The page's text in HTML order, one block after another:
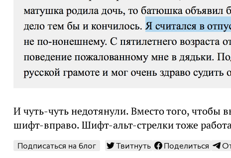
И чуть-чуть недотянули. Вместо того, чтобы
шифт-вправо. Шифт-альт-стрелки тоже
Подписаться на блог Твитнуть Поделиться